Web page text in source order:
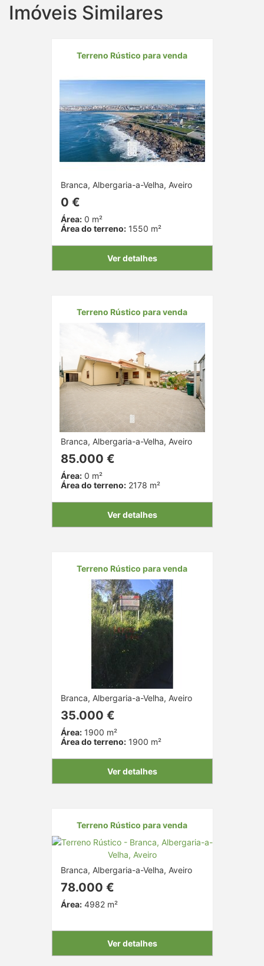
Imóveis Similares
Terreno Rústico para venda
Branca, Albergaria-a-Velha, Aveiro
0 €
Área:0 m²
Área do terreno:1550 m²
Ver detalhes
Terreno Rústico para venda
Branca, Albergaria-a-Velha, Aveiro
85.000 €
Área:0 m²
Área do terreno:2178 m²
Ver detalhes
Terreno Rústico para venda
Branca, Albergaria-a-Velha, Aveiro
35.000 €
Área:1900 m²
Área do terreno:1900 m²
Ver detalhes
Terreno Rústico para venda
Branca, Albergaria-a-Velha, Aveiro
78.000 €
Área:4982 m²
Ver detalhes